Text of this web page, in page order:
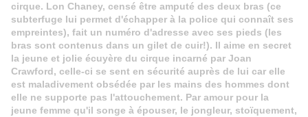
cirque. Lon Chaney, censé être amputé des deux bras (ce
subterfuge lui permet d'échapper à la police qui connaît ses
empreintes), fait un numéro d'adresse avec ses pieds (les
bras sont contenus dans un gilet de cuir!). Il aime en secret
la jeune et jolie écuyère du cirque incarné par Joan
Crawford, celle-ci se sent en sécurité auprès de lui car elle
est maladivement obsédée par les mains des hommes dont
elle ne supporte pas l'attouchement. Par amour pour la
jeune femme qu'il songe à épouser, le jongleur, stoïquement,